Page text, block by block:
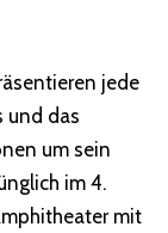
jede
und das
um sein
im 4.
mit